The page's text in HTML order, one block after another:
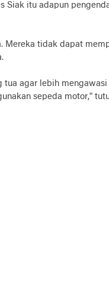
Siak itu adapun
Mereka tidak dapat
agar lebih
sepeda motor,"